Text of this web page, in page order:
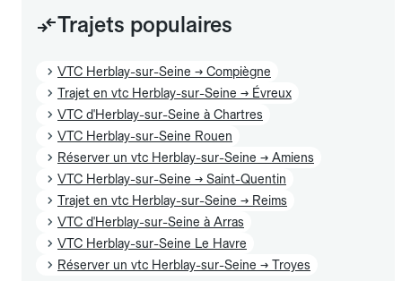
Trajets populaires
VTC Herblay-sur-Seine → Compiègne
Trajet en vtc Herblay-sur-Seine → Évreux
VTC d'Herblay-sur-Seine à Chartres
VTC Herblay-sur-Seine Rouen
Réserver un vtc Herblay-sur-Seine → Amiens
VTC Herblay-sur-Seine → Saint-Quentin
Trajet en vtc Herblay-sur-Seine → Reims
VTC d'Herblay-sur-Seine à Arras
VTC Herblay-sur-Seine Le Havre
Réserver un vtc Herblay-sur-Seine → Troyes